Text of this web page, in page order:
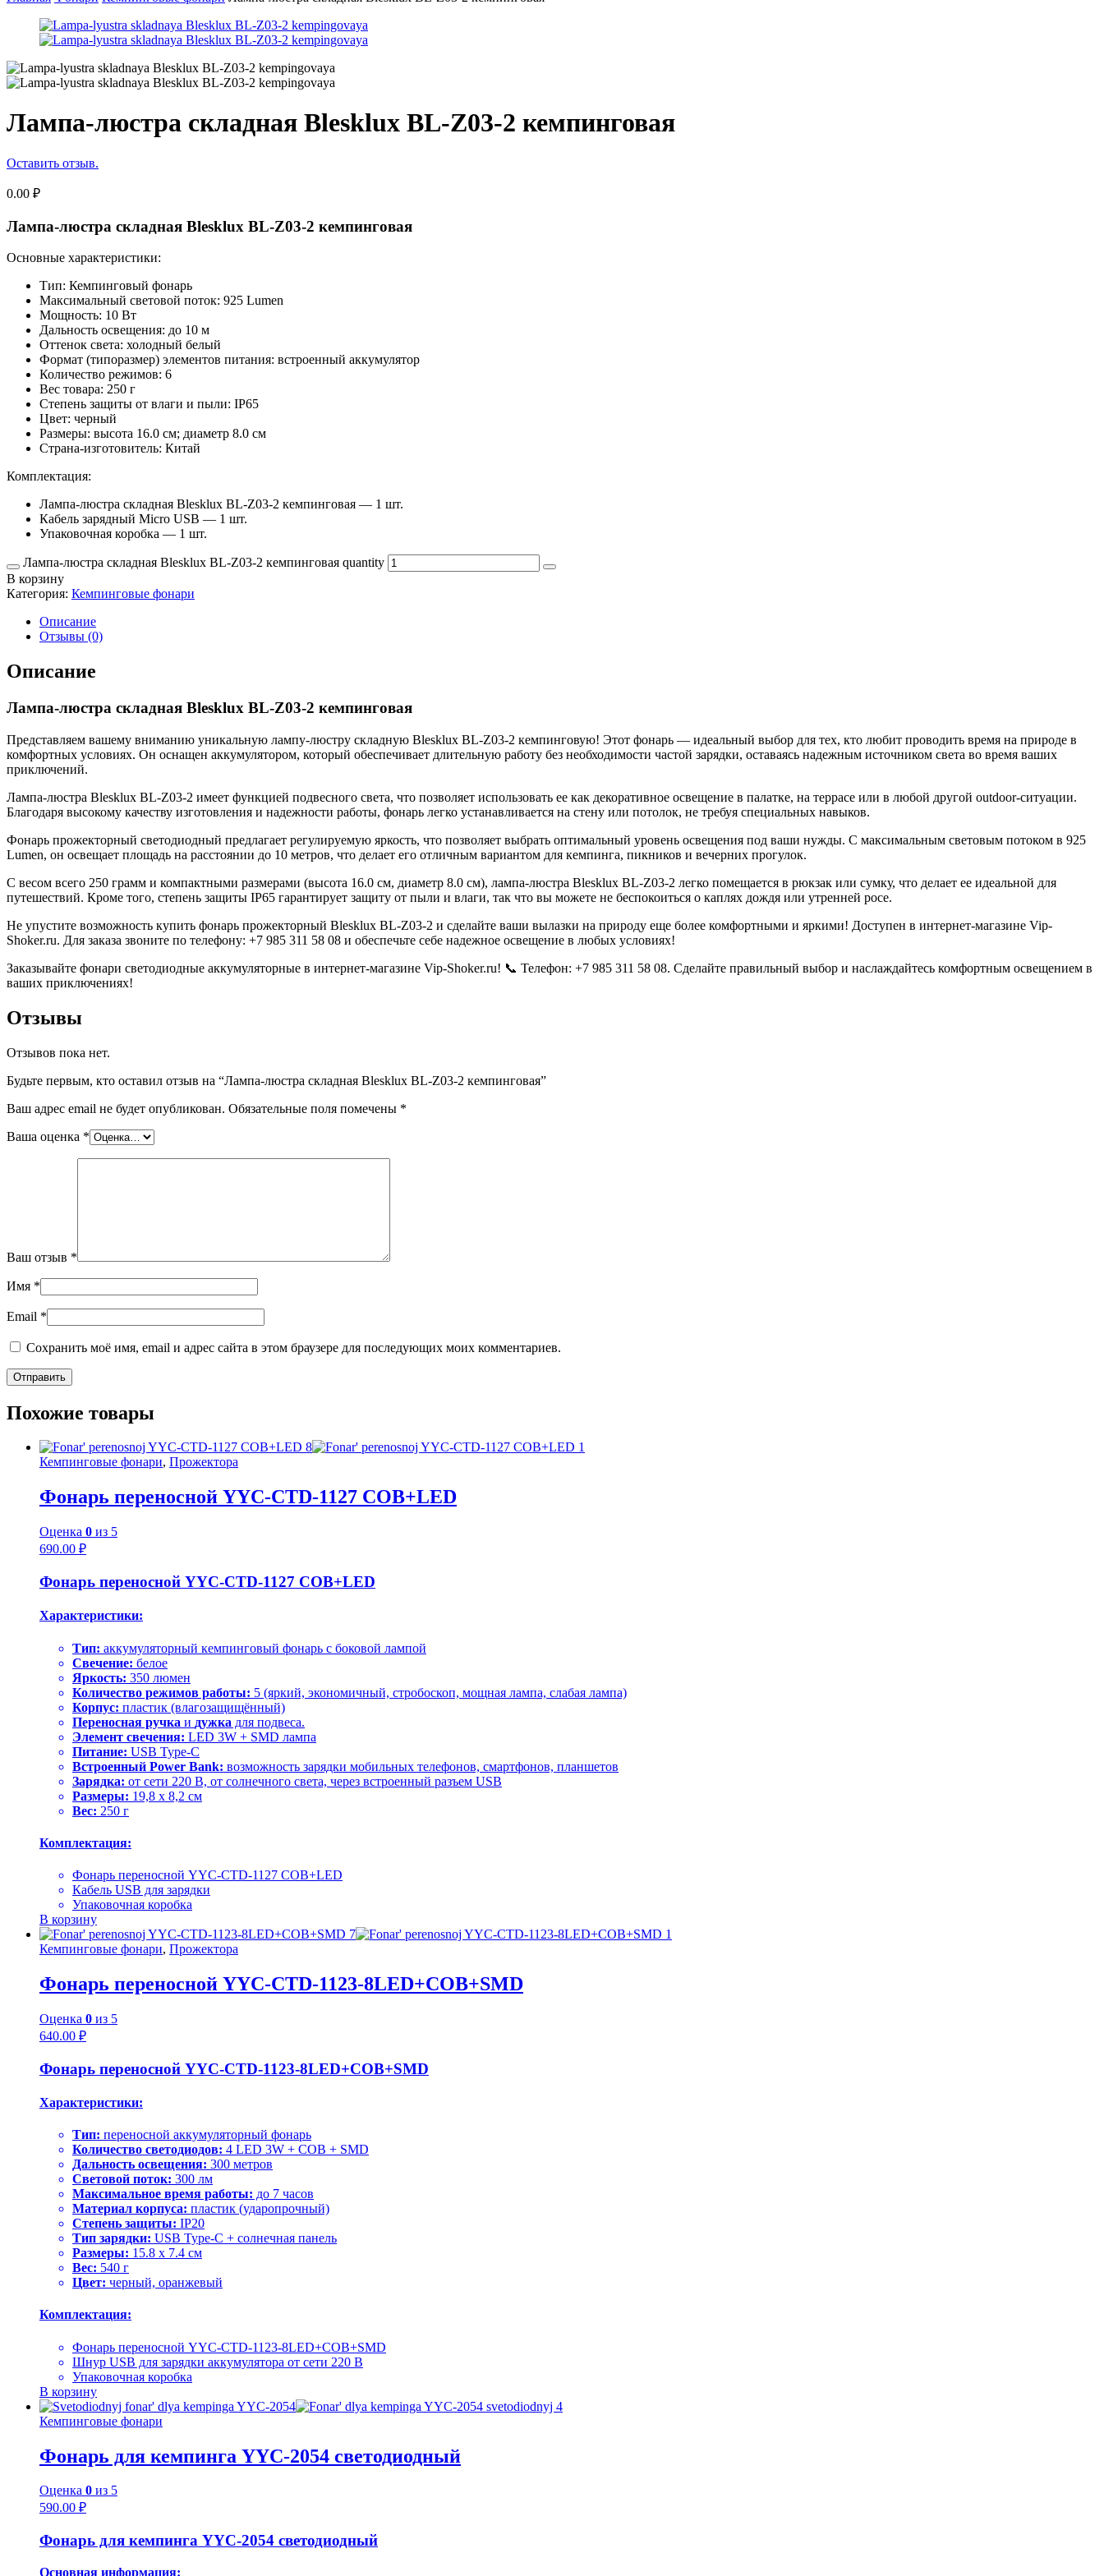
Лампа-люстра складная Blesklux BL-Z03-2 кемпинговая
Оставить отзыв.
0.00 ₽
Лампа-люстра складная Blesklux BL-Z03-2 кемпинговая
Основные характеристики:
Тип: Кемпинговый фонарь
Максимальный световой поток: 925 Lumen
Мощность: 10 Вт
Дальность освещения: до 10 м
Оттенок света: холодный белый
Формат (типоразмер) элементов питания: встроенный аккумулятор
Количество режимов: 6
Вес товара: 250 г
Степень защиты от влаги и пыли: IP65
Цвет: черный
Размеры: высота 16.0 см; диаметр 8.0 см
Страна-изготовитель: Китай
Комплектация:
Лампа-люстра складная Blesklux BL-Z03-2 кемпинговая — 1 шт.
Кабель зарядный Micro USB — 1 шт.
Упаковочная коробка — 1 шт.
Лампа-люстра складная Blesklux BL-Z03-2 кемпинговая quantity
В корзину
Категория: Кемпинговые фонари
Описание
Отзывы (0)
Описание
Лампа-люстра складная Blesklux BL-Z03-2 кемпинговая
Представляем вашему вниманию уникальную лампу-люстру складную Blesklux BL-Z03-2 кемпинговую! Этот фонарь — идеальный выбор для тех, кто любит проводить время на природе в
комфортных условиях. Он оснащен аккумулятором, который обеспечивает длительную работу без необходимости частой зарядки, оставаясь надежным источником света во время ваших
приключений.
Лампа-люстра Blesklux BL-Z03-2 имеет функцией подвесного света, что позволяет использовать ее как декоративное освещение в палатке, на террасе или в любой другой outdoor-ситуации.
Благодаря высокому качеству изготовления и надежности работы, фонарь легко устанавливается на стену или потолок, не требуя специальных навыков.
Фонарь прожекторный светодиодный предлагает регулируемую яркость, что позволяет выбрать оптимальный уровень освещения под ваши нужды. С максимальным световым потоком в 925
Lumen, он освещает площадь на расстоянии до 10 метров, что делает его отличным вариантом для кемпинга, пикников и вечерних прогулок.
С весом всего 250 грамм и компактными размерами (высота 16.0 см, диаметр 8.0 см), лампа-люстра Blesklux BL-Z03-2 легко помещается в рюкзак или сумку, что делает ее идеальной для
путешествий. Кроме того, степень защиты IP65 гарантирует защиту от пыли и влаги, так что вы можете не беспокоиться о каплях дождя или утренней росе.
Не упустите возможность купить фонарь прожекторный Blesklux BL-Z03-2 и сделайте ваши вылазки на природу еще более комфортными и яркими! Доступен в интернет-магазине Vip-
Shoker.ru. Для заказа звоните по телефону: +7 985 311 58 08 и обеспечьте себе надежное освещение в любых условиях!
Заказывайте фонари светодиодные аккумуляторные в интернет-магазине Vip-Shoker.ru! 📞 Телефон: +7 985 311 58 08. Сделайте правильный выбор и наслаждайтесь комфортным освещением в
ваших приключениях!
Отзывы
Отзывов пока нет.
Будьте первым, кто оставил отзыв на “Лампа-люстра складная Blesklux BL-Z03-2 кемпинговая”
Ваш адрес email не будет опубликован. Обязательные поля помечены *
Ваша оценка *
Ваш отзыв *
Имя *
Email *
Сохранить моё имя, email и адрес сайта в этом браузере для последующих моих комментариев.
Похожие товары
Кемпинговые фонари, Прожектора
Фонарь переносной YYC-CTD-1127 COB+LED
Оценка 0 из 5
690.00 ₽
Фонарь переносной YYC-CTD-1127 COB+LED
Характеристики:
Тип: аккумуляторный кемпинговый фонарь с боковой лампой
Свечение: белое
Яркость: 350 люмен
Количество режимов работы: 5 (яркий, экономичный, стробоскоп, мощная лампа, слабая лампа)
Корпус: пластик (влагозащищённый)
Переносная ручка и дужка для подвеса.
Элемент свечения: LED 3W + SMD лампа
Питание: USB Type-C
Встроенный Power Bank: возможность зарядки мобильных телефонов, смартфонов, планшетов
Зарядка: от сети 220 В, от солнечного света, через встроенный разъем USB
Размеры: 19,8 x 8,2 см
Вес: 250 г
Комплектация:
Фонарь переносной YYC-CTD-1127 COB+LED
Кабель USB для зарядки
Упаковочная коробка
В корзину
Кемпинговые фонари, Прожектора
Фонарь переносной YYC-CTD-1123-8LED+COB+SMD
Оценка 0 из 5
640.00 ₽
Фонарь переносной YYC-CTD-1123-8LED+COB+SMD
Характеристики:
Тип: переносной аккумуляторный фонарь
Количество светодиодов: 4 LED 3W + COB + SMD
Дальность освещения: 300 метров
Световой поток: 300 лм
Максимальное время работы: до 7 часов
Материал корпуса: пластик (ударопрочный)
Степень защиты: IP20
Тип зарядки: USB Type-C + солнечная панель
Размеры: 15.8 x 7.4 см
Вес: 540 г
Цвет: черный, оранжевый
Комплектация:
Фонарь переносной YYC-CTD-1123-8LED+COB+SMD
Шнур USB для зарядки аккумулятора от сети 220 В
Упаковочная коробка
В корзину
Кемпинговые фонари
Фонарь для кемпинга YYC-2054 светодиодный
Оценка 0 из 5
590.00 ₽
Фонарь для кемпинга YYC-2054 светодиодный
Основная информация: